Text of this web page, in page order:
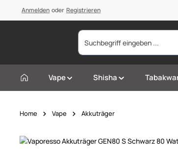
Zur Hauptnavigation springen
Anmelden oder Registrieren
Vape Shisha
Home Vape Akkuträger
Bildergalerie überspringen